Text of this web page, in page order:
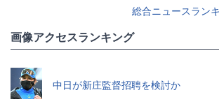
総合ニュースラン
画像アクセスランキング
中日が新庄監督招聘を検討か